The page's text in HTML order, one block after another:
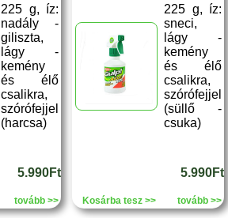
225 g, íz:
nadály -
giliszta,
lágy -
kemény
és élő
csalikra,
szórófejjel
(harcsa)
5.990Ft
tovább >>
225 g, íz:
sneci,
lágy -
kemény
és élő
csalikra,
szórófejjel
(süllő -
csuka)
5.990Ft
Kosárba tesz >> tovább >>